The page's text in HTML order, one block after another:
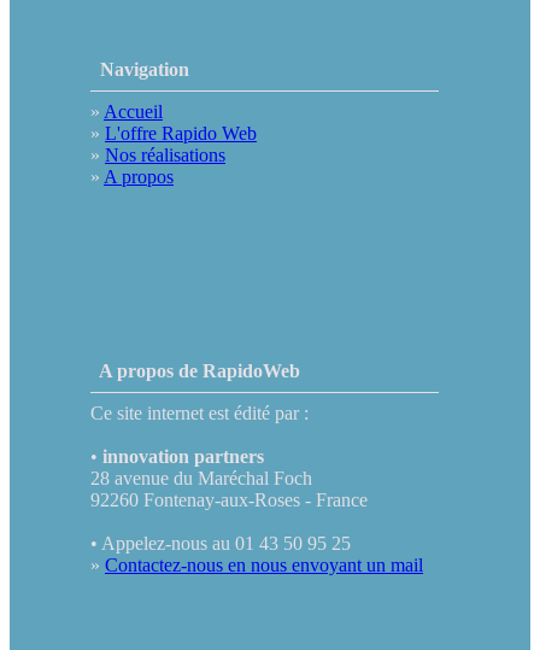
Navigation
» Accueil
» L'offre Rapido Web
» Nos réalisations
» A propos
A propos de RapidoWeb
Ce site internet est édité par :
• innovation partners
28 avenue du Maréchal Foch
92260 Fontenay-aux-Roses - France
• Appelez-nous au 01 43 50 95 25
» Contactez-nous en nous envoyant un mail